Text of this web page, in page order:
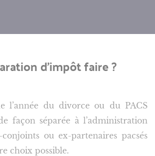
d’impôt faire ?
l’année du divorce ou du PACS
façon séparée à l’administration
ou ex-partenaires pacsés
choix possible.